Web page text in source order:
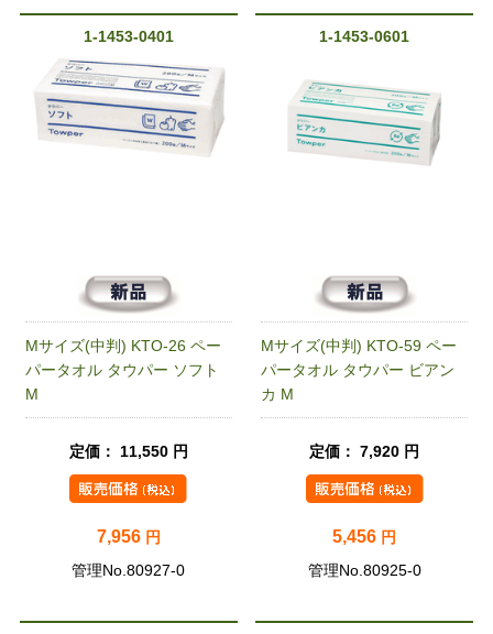
1-1453-0401
Mサイズ(中判) KTO-26 ペー
パータオル タウパー ソフト
M
定価： 11,550 円
7,956 円
管理No.80927-0
1-1453-0601
Mサイズ(中判) KTO-59 ペー
パータオル タウパー ビアン
カ M
定価： 7,920 円
5,456 円
管理No.80925-0